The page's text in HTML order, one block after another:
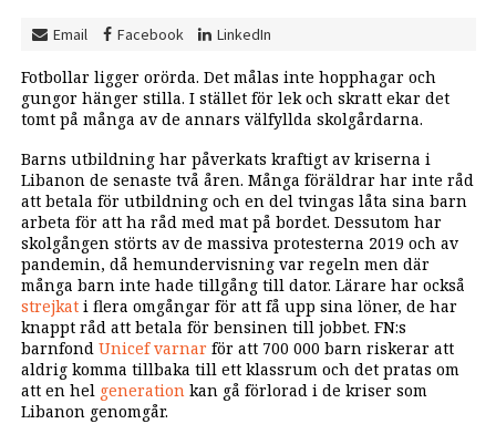
Email Facebook LinkedIn
Fotbollar ligger orörda. Det målas inte hopphagar och
gungor hänger stilla. I stället för lek och skratt ekar det
tomt på många av de annars välfyllda skolgårdarna.
Barns utbildning har påverkats kraftigt av kriserna i
Libanon de senaste två åren. Många föräldrar har inte råd
att betala för utbildning och en del tvingas låta sina barn
arbeta för att ha råd med mat på bordet. Dessutom har
skolgången störts av de massiva protesterna 2019 och av
pandemin, då hemundervisning var regeln men där
många barn inte hade tillgång till dator. Lärare har också
strejkati flera omgångar för att få upp sina löner, de har
knappt råd att betala för bensinen till jobbet. FN:s
barnfond Unicef varnar för att 700 000 barn riskerar att
aldrig komma tillbaka till ett klassrum och det pratas om
att en hel generationkan gå förlorad i de kriser som
Libanon genomgår.